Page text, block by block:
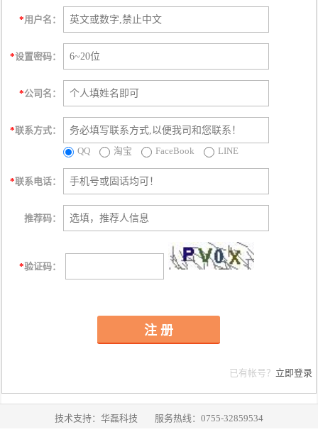
*用户名：
*设置密码：
*公司名：
*联系方式：
QQ
淘宝 FaceBook LINE
*联系电话：
推荐码：
*验证码：
注 册
已有帐号？ 立即登录
技术支持：华磊科技 服务热线：0755-32859534